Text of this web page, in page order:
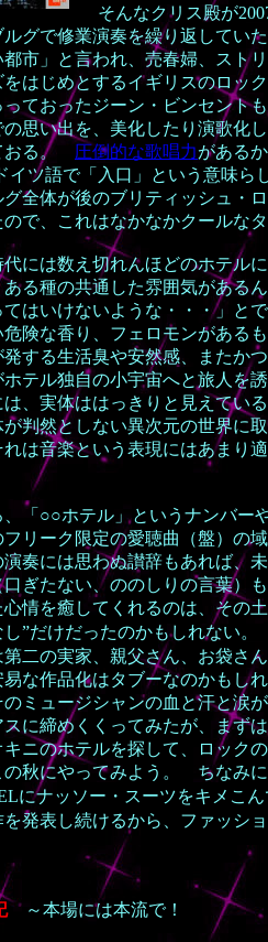
そんなクリス殿が
ルグで修業演奏を繰り返して
市」と言われ、売春婦、スト
をはじめとするイギリスのロ
っておったジーン・ビンセン
思い出を、美化したり演歌化
おる。 圧倒的な歌唱力がある
イツ語で「入口」という意味ら
全体が後のブリティッシュ・
ので、これはなかなかクールな
には数え切れんほどのホテル
ある種の共通した雰囲気があ
てはいけないような・・・」と
険な香り、フェロモンがある
する生活臭や安然感、またか
ホテル独自の小宇宙へと旅人
、実体ははっきりと見えてい
が判然としない異次元の世界に
は音楽という表現にはあまり
「○○ホテル」というナンバー
フリーク限定の愛聴曲（盤）
奏には思わぬ讃辞もあれば、
口ぎたない、ののしりの言葉
情を癒してくれるのは、その
し”だけだったのかもしれない
第二の実家、親父さん、お袋
易な作品化はタブーなのかも
のミュージシャンの血と汗と
に締めくくってみたが、まず
キニのホテルを探して、ロック
の秋にやってみよう。 ちなみ
にナッソー・スーツをキメこ
発表し続けるから、ファッシ
～本場には本流で！